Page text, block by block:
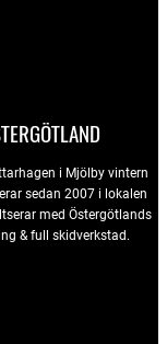
i Mjölby vintern
sedan 2007 i lokalen
med Östergötlands
& full skidverkstad.